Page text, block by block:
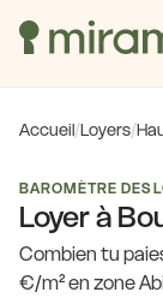
Accueil/Loyers/
BAROMÈTRE DES
Loyer à
Combien tu
€/m² en zone